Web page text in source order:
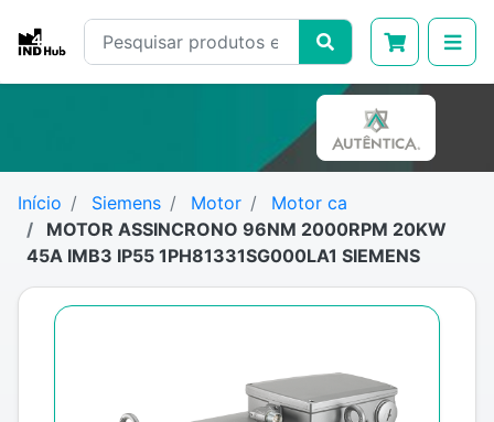
Início Siemens Motor
Motor ca
MOTOR ASSINCRONO 96NM 2000RPM 20KW
45A IMB3 IP55 1PH81331SG000LA1 SIEMENS